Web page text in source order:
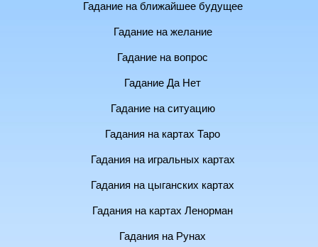
Гадание на ближайшее будущее
Гадание на желание
Гадание на вопрос
Гадание Да Нет
Гадание на ситуацию
Гадания на картах Таро
Гадания на игральных картах
Гадания на цыганских картах
Гадания на картах Ленорман
Гадания на Рунах